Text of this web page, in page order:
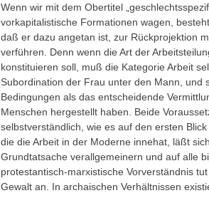
Wenn wir mit dem Obertitel
vorkapitalistische Formationen wagen,
daß er dazu angetan ist, zur Rückprojektion
verführen. Denn wenn die Art der
konstituieren soll, muß die Kategorie Arbeit
Subordination der Frau unter den Mann,
Bedingungen als das entscheidende
Menschen hergestellt haben. Beide
selbstverständlich, wie es auf den ersten
die die Arbeit in der Moderne innehat, läßt
Grundtatsache verallgemeinern und auf alle
protestantisch-marxistische Vorverständnis
Gewalt an. In archaischen Verhältnissen